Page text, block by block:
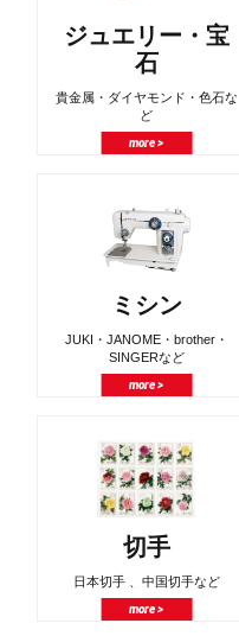
ジュエリー・宝
石
貴金属・ダイヤモンド・色石な
ど
more >
ミシン
JUKI・JANOME・brother・
SINGERなど
more >
切手
日本切手 、中国切手など
more >